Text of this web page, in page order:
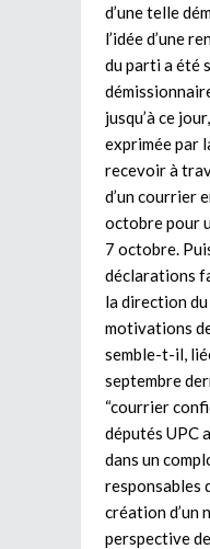
d’une telle
l’idée d’une
du parti a été
jusqu’à ce
exprimée par
recevoir à
d’un courrier
octobre pour
7 octobre.
déclarations
la direction
motivations
semble-t-il,
septembre
“courrier
députés UPC
dans un
responsables
création d’un
perspective